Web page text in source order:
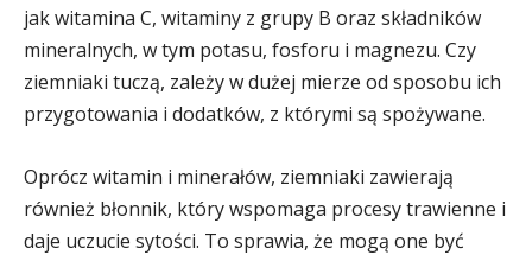
jak witamina C, witaminy z grupy B oraz składników
mineralnych, w tym potasu, fosforu i magnezu. Czy
ziemniaki tuczą, zależy w dużej mierze od sposobu ich
przygotowania i dodatków, z którymi są spożywane.
Oprócz witamin i minerałów, ziemniaki zawierają
również błonnik, który wspomaga procesy trawienne i
daje uczucie sytości. To sprawia, że mogą one być